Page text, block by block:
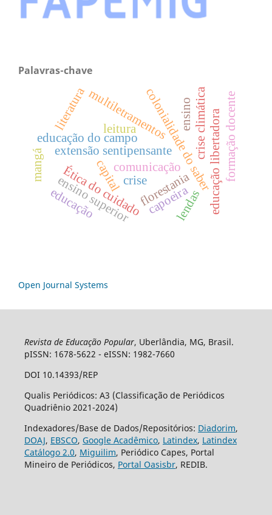
Palavras-chave
extensão sentipensantecolonialidade do sabereducação libertadora
florestania
Ética do cuidado
educação do campo formação docente
ensino superior
crise climática
crise
capital
multiletramentos ensino
literatura
educação
comunicação
mangá
leitura
capoeira
lendas
Open Journal Systems
Revista de Educação Popular, Uberlândia, MG, Brasil.
pISSN: 1678-5622 - eISSN: 1982-7660
DOI 10.14393/REP
Qualis Periódicos: A3 (Classificação de Periódicos
Quadriênio 2021-2024)
Indexadores/Base de Dados/Repositórios: Diadorim,
DOAJ, EBSCO, Google Acadêmico, Latindex, Latindex
Catálogo 2.0, Miguilim, Periódico Capes, Portal
Mineiro de Periódicos, Portal Oasisbr, REDIB.